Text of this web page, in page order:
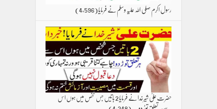
رسول اکرم صلی اللہ علیہ وسلم نے فرمایا(4,596)
حضرت علیؑ شیرخدا نے فرمایا 2 باتیں جس شخص میں ہوں اس